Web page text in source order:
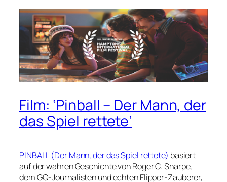
Film: ‘Pinball – Der Mann, der
das Spiel rettete’
PINBALL (Der Mann, der das Spiel rettete) basiert
auf der wahren Geschichte von Roger C. Sharpe,
dem GQ-Journalisten und echten Flipper-Zauberer,